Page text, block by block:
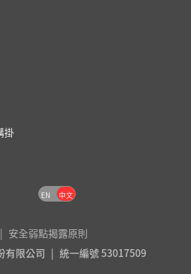
掛
EN 中文
安全弱點揭露原則
有限公司
統一編號 53017509